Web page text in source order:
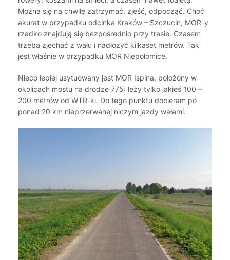
Można się na chwilę zatrzymać, zjeść, odpocząć. Choć
akurat w przypadku odcinka Kraków – Szczucin, MOR-y
rzadko znajdują się bezpośrednio przy trasie. Czasem
trzeba zjechać z wału i nadłożyć kilkaset metrów. Tak
jest właśnie w przypadku MOR Niepołomice.
Nieco lepiej usytuowany jest MOR Ispina, położony w
okolicach mostu na drodze 775: leży tylko jakieś 100 –
200 metrów od WTR-ki. Do tego punktu docieram po
ponad 20 km nieprzerwanej niczym jazdy wałami.